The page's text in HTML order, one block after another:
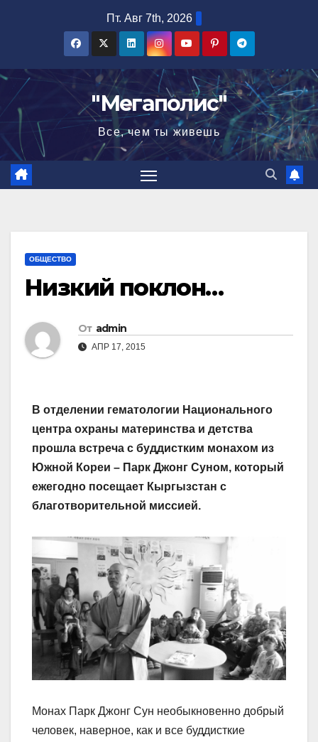
Пт. Авг 7th, 2026
"Мегаполис"
Все, чем ты живешь
ОБЩЕСТВО
Низкий поклон…
От admin
АПР 17, 2015
В отделении гематологии Национального
центра охраны материнства и детства
прошла встреча с буддистким монахом из
Южной Кореи – Парк Джонг Суном, который
ежегодно посещает Кыргызстан с
благотворительной миссией.
Монах Парк Джонг Сун необыкновенно добрый
человек, наверное, как и все буддисткие